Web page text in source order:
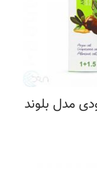
مدل بلوند